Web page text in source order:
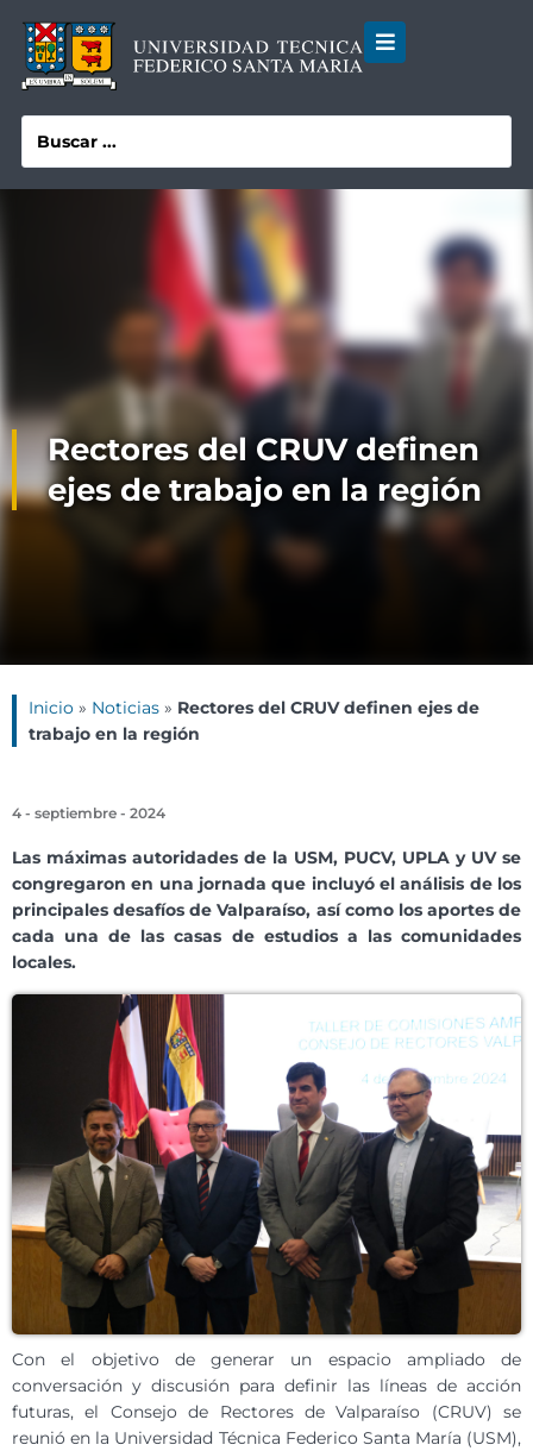
Rectores del CRUV definen
ejes de trabajo en la región
Inicio » Noticias » Rectores del CRUV definen ejes de
trabajo en la región
4 - septiembre - 2024
Las máximas autoridades de la USM, PUCV, UPLA y UV se
congregaron en una jornada que incluyó el análisis de los
principales desafíos de Valparaíso, así como los aportes de
cada una de las casas de estudios a las comunidades
locales.
Con el objetivo de generar un espacio ampliado de
conversación y discusión para definir las líneas de acción
futuras, el Consejo de Rectores de Valparaíso (CRUV) se
reunió en la Universidad Técnica Federico Santa María (USM),